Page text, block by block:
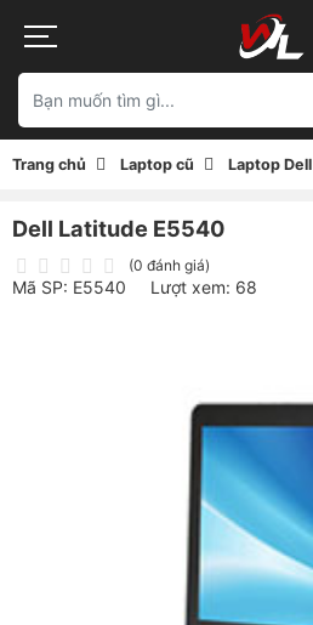
Trang chủ Laptop cũ Laptop Dell
Dell Latitude E5540
(0 đánh giá)
Mã SP: E5540 Lượt xem: 68